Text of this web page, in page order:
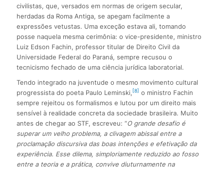
civilistas, que, versados em normas de origem secular,
herdadas da Roma Antiga, se apegam facilmente a
expressões vetustas. Uma exceção estava ali, tomando
posse naquela mesma cerimônia: o vice-presidente, ministro
Luiz Edson Fachin, professor titular de Direito Civil da
Universidade Federal do Paraná, sempre recusou o
tecnicismo fechado de uma ciência jurídica laboratorial.
Tendo integrado na juventude o mesmo movimento cultural
progressista do poeta Paulo Leminski, [8]
o ministro Fachin
sempre rejeitou os formalismos e lutou por um direito mais
sensível à realidade concreta da sociedade brasileira. Muito
antes de chegar ao STF, escreveu: “O grande desafio é
superar um velho problema, a clivagem abissal entre a
proclamação discursiva das boas intenções e efetivação da
experiência. Esse dilema, simploriamente reduzido ao fosso
entre a teoria e a prática, convive diuturnamente na